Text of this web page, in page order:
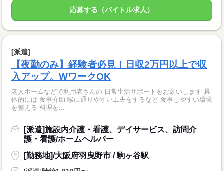
応募する（バイトル求人）
[派遣]
【夜勤のみ】経験者必見！日収2万円以上で収
入アップ。WワークOK
老人ホームなどで利用者さんの 日常生活サポートをお願いします 具
体的には 食事介助 喉に通りやすい工夫をするなど 食事しやすい環境
を整える 料理を...
[派遣]施設内介護・看護、デイサービス、訪問介
護・看護/ホームヘルパー
[勤務地]/大阪府羽曳野市 / 駒ヶ谷駅